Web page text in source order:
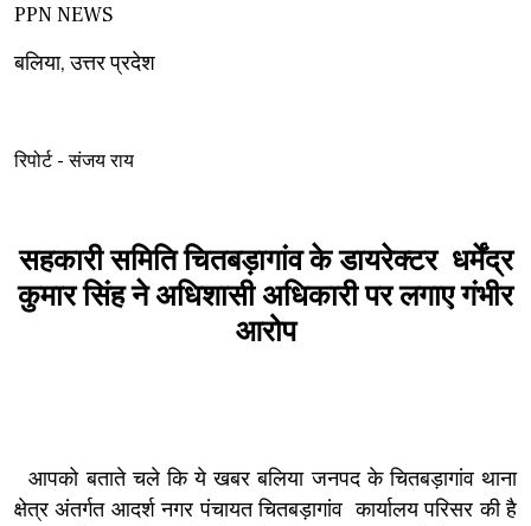
PPN NEWS
बलिया, उत्तर प्रदेश
रिपोर्ट - संजय राय
सहकारी समिति चितबड़ागांव के डायरेक्टर धर्मेंद्र
कुमार सिंह ने अधिशासी अधिकारी पर लगाए गंभीर
आरोप
आपको बताते चले कि ये खबर बलिया जनपद के चितबड़ागांव थाना
क्षेत्र अंतर्गत आदर्श नगर पंचायत चितबड़ागांव कार्यालय परिसर की है